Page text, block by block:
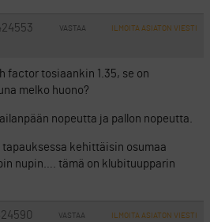
VASTAA ILMOITA ASIATON VIESTI
factor tosiaankin 1.35, se on
melko huono?
nopeutta ja pallon nopeutta.
kehittäisin osumaa
nupin…. tämä on klubituupparin
VASTAA ILMOITA ASIATON VIESTI